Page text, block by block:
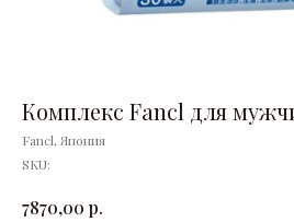
Комплекс Fancl для
Fancl, Япония
SKU:
7870,00 р.